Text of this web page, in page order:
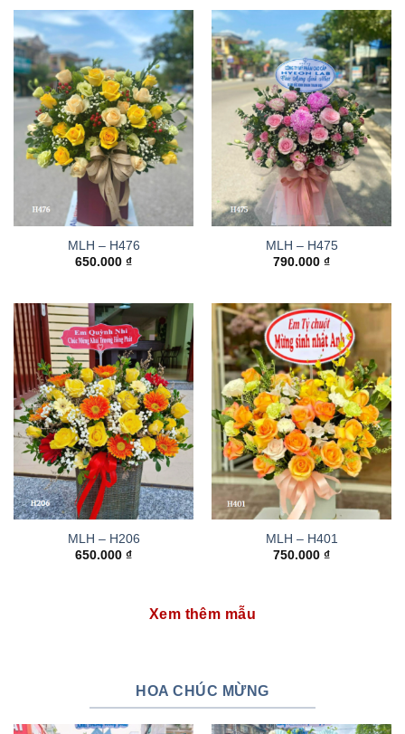
MLH – H476
650.000 ₫
MLH – H475
790.000 ₫
MLH – H206
650.000 ₫
MLH – H401
750.000 ₫
Xem thêm mẫu
HOA CHÚC MỪNG